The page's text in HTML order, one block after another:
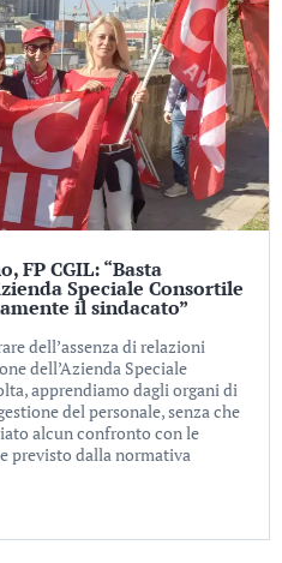
FP CGIL: “Basta
Speciale Consortile
il sindacato”
dell’assenza di relazioni
dell’Azienda Speciale
apprendiamo dagli organi di
del personale, senza che
alcun confronto con le
previsto dalla normativa